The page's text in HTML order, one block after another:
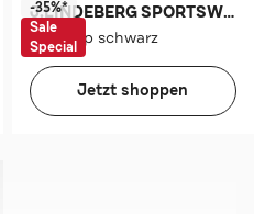
J.LINDEBERG SPORTSWEAR
Basecap schwarz
-35%*
Sale
Special
Jetzt shoppen